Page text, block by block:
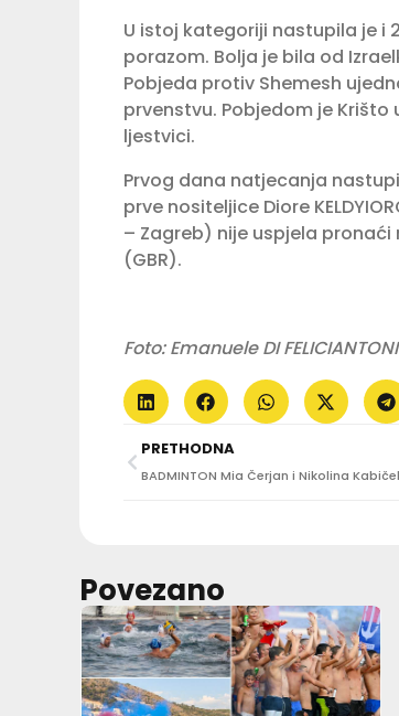
U istoj kategoriji nastupila je i
porazom. Bolja je bila od
Pobjeda protiv Shemesh
prvenstvu. Pobjedom je
ljestvici.
Prvog dana natjecanja
prve nositeljice Diore
– Zagreb) nije uspjela pronaći
(GBR).
Foto: Emanuele DI
PRETHODNA
Povezano